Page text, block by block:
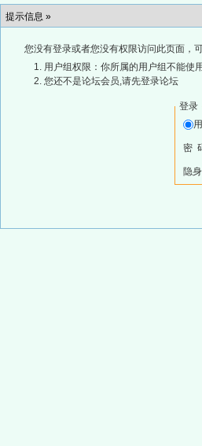
提示信息 »
您没有登录或者您没有权限访问此页面，
用户组权限：你所属的用户组不能使
您还不是论坛会员,请先登录论坛
登录
密
隐